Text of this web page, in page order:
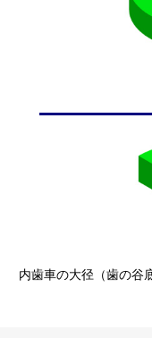
内歯車の大径（歯の谷